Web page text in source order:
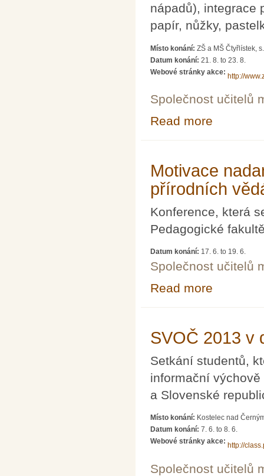
nápadů), integrace
papír, nůžky,
Místo konání: ZŠ a MŠ Čtyřlístek,
Datum konání: 21. 8. to 23. 8.
Webové stránky akce:
http://
Společnost učitelů
Read more
Motivace
přírodních
Konference, která
Pedagogické
Datum konání: 17. 6. to 19. 6.
Společnost učitelů
Read more
SVOČ 2013 v
Setkání studentů,
informační
a Slovenské
Místo konání: Kostelec nad
Datum konání: 7. 6. to 8. 6.
Webové stránky akce:
http://
Společnost učitelů